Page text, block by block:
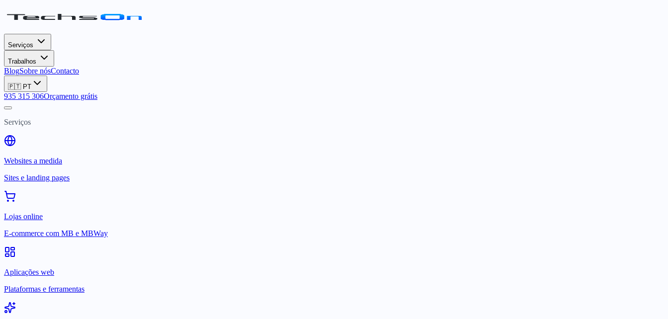
Serviços
Trabalhos
BlogSobre nósContacto
🇵🇹 PT
935 315 306Orçamento grátis
Serviços
Websites a medida
Sites e landing pages
Lojas online
E-commerce com MB e MBWay
Aplicações web
Plataformas e ferramentas